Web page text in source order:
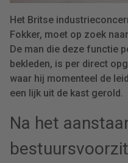
Het Britse
Fokker, moet op zoek
De man die deze functie
bekleden, is per direct
waar hij momenteel de
een lijk uit de kast gerold.
Na het